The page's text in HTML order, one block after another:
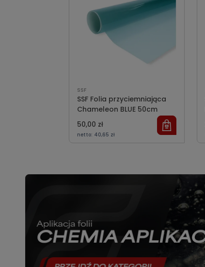
SSF
SSF Folia przyciemniająca
Chameleon BLUE 50cm
50,00 zł
netto: 40,65 zł